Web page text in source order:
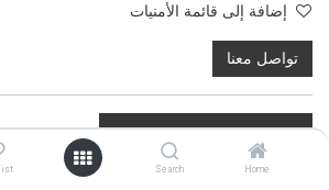
Home
Search
إضافة إلى قائمة الأمنيات
تواصل معنا